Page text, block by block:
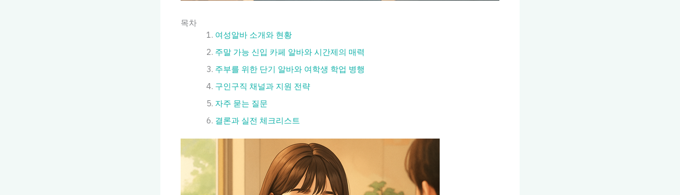
목차
여성알바 소개와 현황
주말 가능 신입 카페 알바와 시간제의 매력
주부를 위한 단기 알바와 여학생 학업 병행
구인구직 채널과 지원 전략
자주 묻는 질문
결론과 실전 체크리스트